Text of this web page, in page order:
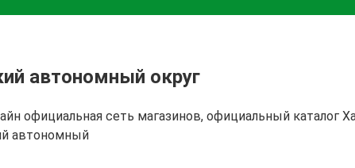
автономный округ
официальная сеть магазинов, официальный
автономный